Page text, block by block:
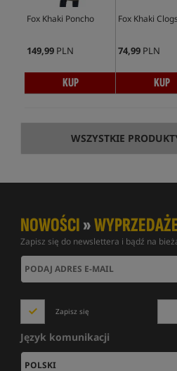
Fox Khaki Poncho
149,99 PLN
KUP
Fox Khaki Clogs
74,99 PLN
KUP
WSZYSTKIE
NOWOŚCI»
Zapisz się do newslettera i bądź na
Zapisz się
Język komunikacji